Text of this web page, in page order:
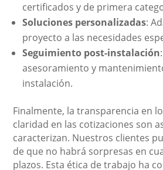
certificados y de primera
Soluciones personalizadas:
proyecto a las necesidades
Seguimiento post-instalación
asesoramiento y
instalación.
Finalmente, la transparencia en
claridad en las cotizaciones son
caracterizan. Nuestros clientes
de que no habrá sorpresas en
plazos. Esta ética de trabajo ha